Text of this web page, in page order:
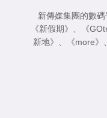
新傳媒集團的數
《新假期》
《
新地》
《more》